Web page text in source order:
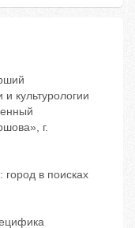
культурологии
г.
в поисках